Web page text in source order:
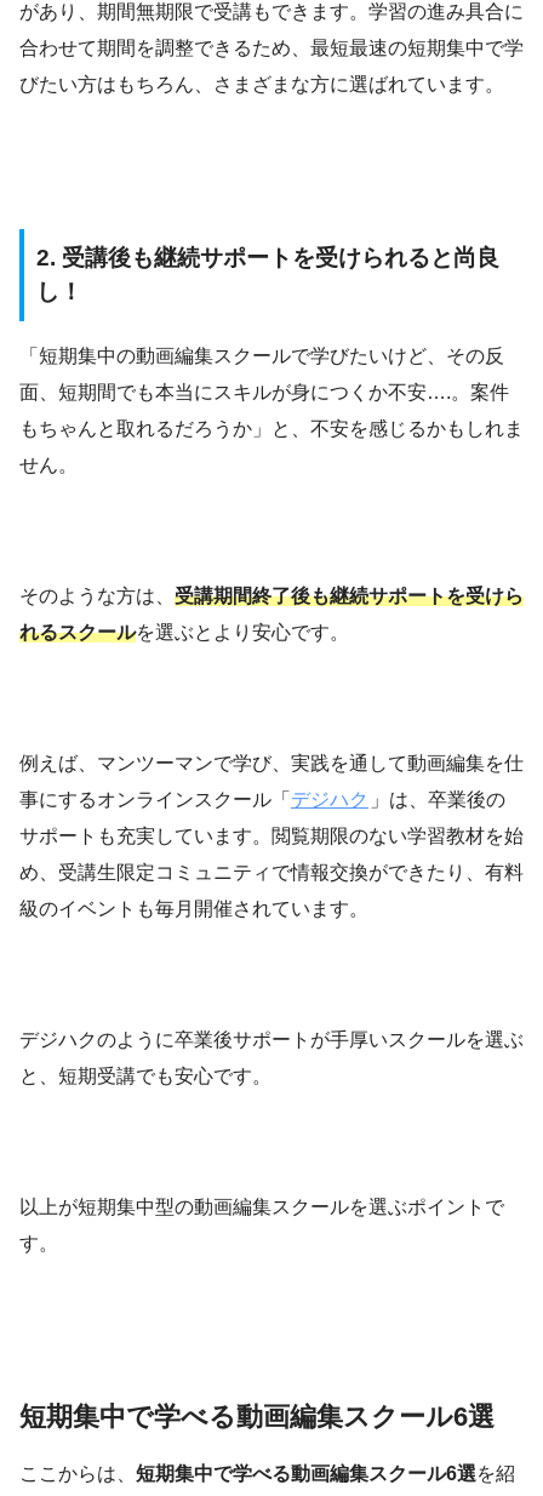
があり、期間無期限で受講もできます。学習の進み具合に
合わせて期間を調整できるため、最短最速の短期集中で学
びたい方はもちろん、さまざまな方に選ばれています。
2. 受講後も継続サポートを受けられると尚良
し！
「短期集中の動画編集スクールで学びたいけど、その反
面、短期間でも本当にスキルが身につくか不安….。案件
もちゃんと取れるだろうか」と、不安を感じるかもしれま
せん。
そのような方は、 受講期間終了後も継続サポートを受けら
れるスクールを選ぶとより安心です。
例えば、マンツーマンで学び、実践を通して動画編集を仕
事にするオンラインスクール「 デジハク 」は、卒業後の
サポートも充実しています。閲覧期限のない学習教材を始
め、受講生限定コミュニティで情報交換ができたり、有料
級のイベントも毎月開催されています。
デジハクのように卒業後サポートが手厚いスクールを選ぶ
と、短期受講でも安心です。
以上が短期集中型の動画編集スクールを選ぶポイントで
す。
短期集中で学べる動画編集スクール6選
ここからは、 短期集中で学べる動画編集スクール6選を紹